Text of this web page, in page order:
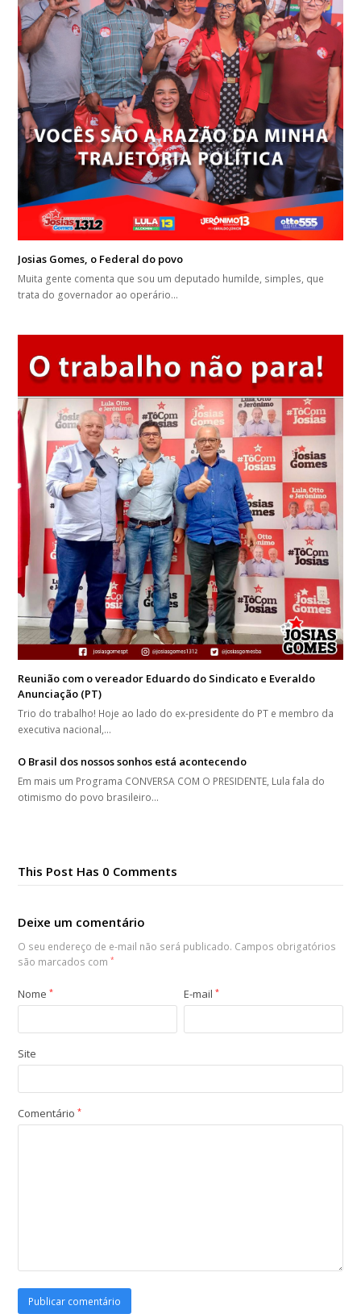
Josias Gomes, o Federal do povo
Muita gente comenta que sou um deputado humilde, simples, que
trata do governador ao operário…
Reunião com o vereador Eduardo do Sindicato e Everaldo
Anunciação (PT)
Trio do trabalho! Hoje ao lado do ex-presidente do PT e membro da
executiva nacional,…
O Brasil dos nossos sonhos está acontecendo
Em mais um Programa CONVERSA COM O PRESIDENTE, Lula fala do
otimismo do povo brasileiro…
This Post Has 0 Comments
Deixe um comentário
O seu endereço de e-mail não será publicado. Campos obrigatórios
são marcados com*
Nome* E-mail*
Site
Comentário*